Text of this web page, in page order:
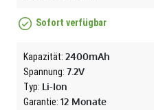
Sofort verfügbar
Kapazität: 2400mAh
Spannung: 7.2V
Typ: Li-Ion
Garantie: 12 Monate